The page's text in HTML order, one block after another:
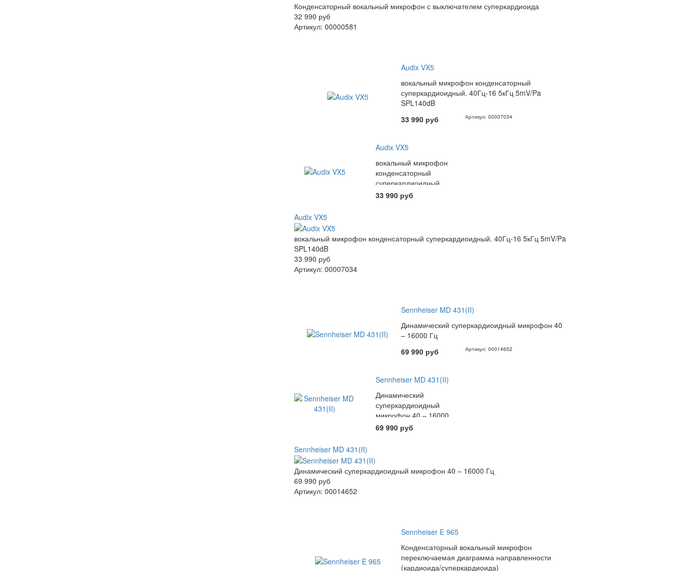
Конденсаторный вокальный микрофон с выключателем суперкардиоида
32 990 руб
Артикул: 00000581
Audix VX5
вокальный микрофон конденсаторный
суперкардиоидный. 40Гц-16 5кГц 5mV/Pa
SPL140dB
33 990 руб
Артикул: 00007034
Audix VX5
вокальный микрофон
конденсаторный
суперкардиоидный.
40Гц-16 5кГц 5mV/Pa
SPL140dB
33 990 руб
Audix VX5
вокальный микрофон конденсаторный суперкардиоидный. 40Гц-16 5кГц 5mV/Pa
SPL140dB
33 990 руб
Артикул: 00007034
Sennheiser MD 431(II)
Динамический суперкардиоидный микрофон 40
– 16000 Гц
69 990 руб
Артикул: 00014652
Sennheiser MD 431(II)
Динамический
суперкардиоидный
микрофон 40 – 16000
Гц
69 990 руб
Sennheiser MD 431(II)
Динамический суперкардиоидный микрофон 40 – 16000 Гц
69 990 руб
Артикул: 00014652
Sennheiser E 965
Конденсаторный вокальный микрофон
переключаемая диаграмма направленности
(кардиоида/суперкардиоида)